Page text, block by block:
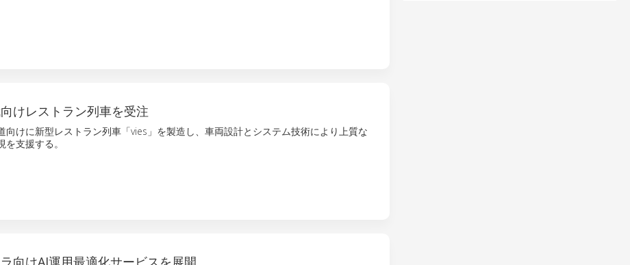
けレストラン列車を受注
向けに新型レストラン列車「vies」を製造し、車両設計とシステム技術により上質な
支援する。
向けAI運用最適化サービスを展開